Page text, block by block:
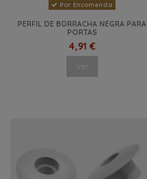
Por Encomenda
PERFIL DE BORRACHA NEGRA PARA
PORTAS
4,91 €
Ver